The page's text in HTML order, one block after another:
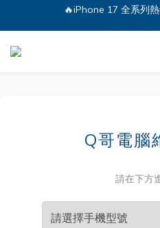
🔥iPhone 17 全系列
💕加入Q哥 Line 新
🔥iPhone 17 全系列
Q哥電腦
請在下方